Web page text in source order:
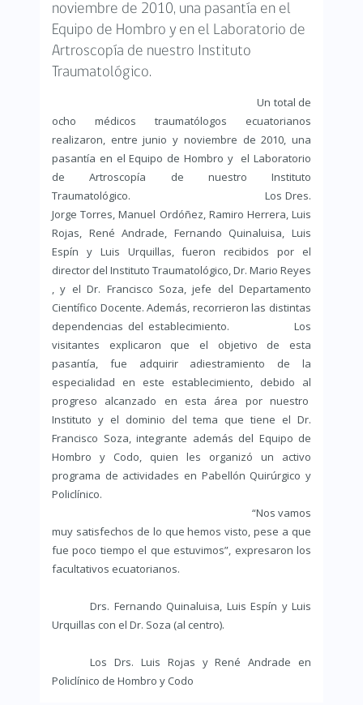
noviembre de 2010, una pasantía en el
Equipo de Hombro y en el Laboratorio de
Artroscopía de nuestro Instituto
Traumatológico.
Un total de
ocho médicos traumatólogos ecuatorianos
realizaron, entre junio y noviembre de 2010, una
pasantía en el Equipo de Hombro y el Laboratorio
de Artroscopía de nuestro Instituto
Traumatológico. Los Dres.
Jorge Torres, Manuel Ordóñez, Ramiro Herrera, Luis
Rojas, René Andrade, Fernando Quinaluisa, Luis
Espín y Luis Urquillas, fueron recibidos por el
director del Instituto Traumatológico, Dr. Mario Reyes
, y el Dr. Francisco Soza, jefe del Departamento
Científico Docente. Además, recorrieron las distintas
dependencias del establecimiento. Los
visitantes explicaron que el objetivo de esta
pasantía, fue adquirir adiestramiento de la
especialidad en este establecimiento, debido al
progreso alcanzado en esta área por nuestro
Instituto y el dominio del tema que tiene el Dr.
Francisco Soza, integrante además del Equipo de
Hombro y Codo, quien les organizó un activo
programa de actividades en Pabellón Quirúrgico y
Policlínico.
“Nos vamos
muy satisfechos de lo que hemos visto, pese a que
fue poco tiempo el que estuvimos”, expresaron los
facultativos ecuatorianos.
Drs. Fernando Quinaluisa, Luis Espín y Luis
Urquillas con el Dr. Soza (al centro).
Los Drs. Luis Rojas y René Andrade en
Policlínico de Hombro y Codo